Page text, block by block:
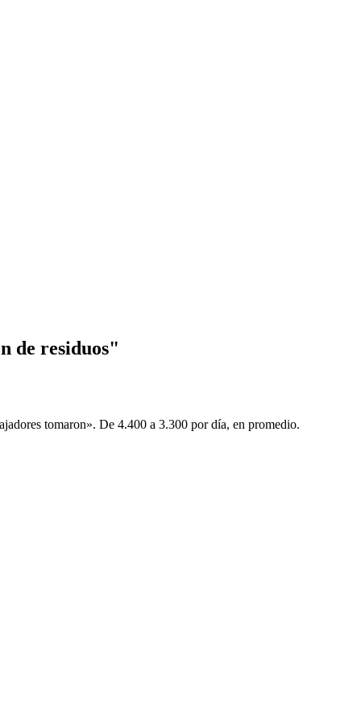
de residuos"
tomaron». De 4.400 a 3.300 por día, en promedio.